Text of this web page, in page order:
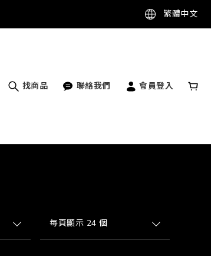
繁體中文
找商品 聯絡我們 會員登入
每頁顯示 24 個